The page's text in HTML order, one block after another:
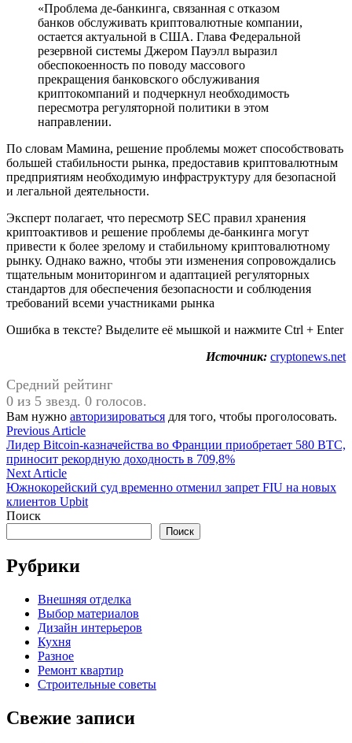
«Проблема де-банкинга, связанная с отказом
банков обслуживать криптовалютные компании,
остается актуальной в США. Глава Федеральной
резервной системы Джером Пауэлл выразил
обеспокоенность по поводу массового
прекращения банковского обслуживания
криптокомпаний и подчеркнул необходимость
пересмотра регуляторной политики в этом
направлении.
По словам Мамина, решение проблемы может способствовать
большей стабильности рынка, предоставив криптовалютным
предприятиям необходимую инфраструктуру для безопасной
и легальной деятельности.
Эксперт полагает, что пересмотр SEC правил хранения
криптоактивов и решение проблемы де-банкинга могут
привести к более зрелому и стабильному криптовалютному
рынку. Однако важно, чтобы эти изменения сопровождались
тщательным мониторингом и адаптацией регуляторных
стандартов для обеспечения безопасности и соблюдения
требований всеми участниками рынка
Ошибка в тексте? Выделите её мышкой и нажмите Ctrl + Enter
Источник: cryptonews.net
Средний рейтинг
0 из 5 звезд. 0 голосов.
Вам нужно авторизироваться для того, чтобы проголосовать.
Навигация
по
записям
Previous ArticlePrevious
article:
Лидер Bitcoin-казначейства во Франции приобретает 580 BTC,
приносит рекордную доходность в 709,8%
Next ArticleNext
article:
Южнокорейский суд временно отменил запрет FIU на новых
клиентов Upbit
Поиск
Поиск
Рубрики
Внешняя отделка
Выбор материалов
Дизайн интерьеров
Кухня
Разное
Ремонт квартир
Строительные советы
Свежие записи